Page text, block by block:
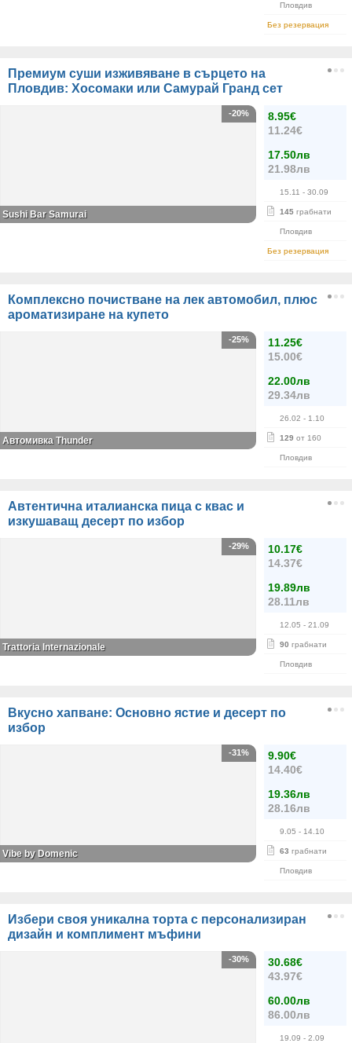
Пловдив
Без резервация
Премиум суши изживяване в сърцето на
Пловдив: Хосомаки или Самурай Гранд сет
8.95€
11.24€
17.50лв
21.98лв
15.11 - 30.09
145 грабнати
Пловдив
Без резервация
-20%
Sushi Bar Samurai
Комплексно почистване на лек автомобил, плюс
ароматизиране на купето
11.25€
15.00€
22.00лв
29.34лв
26.02 - 1.10
129 от 160
Пловдив
-25%
Автомивка Thunder
Автентична италианска пица с квас и
изкушаващ десерт по избор
10.17€
14.37€
19.89лв
28.11лв
12.05 - 21.09
90 грабнати
Пловдив
-29%
Trattoria Internazionale
Вкусно хапване: Основно ястие и десерт по
избор
9.90€
14.40€
19.36лв
28.16лв
9.05 - 14.10
63 грабнати
Пловдив
-31%
Vibe by Domenic
Избери своя уникална торта с персонализиран
дизайн и комплимент мъфини
30.68€
43.97€
60.00лв
86.00лв
19.09 - 2.09
-30%